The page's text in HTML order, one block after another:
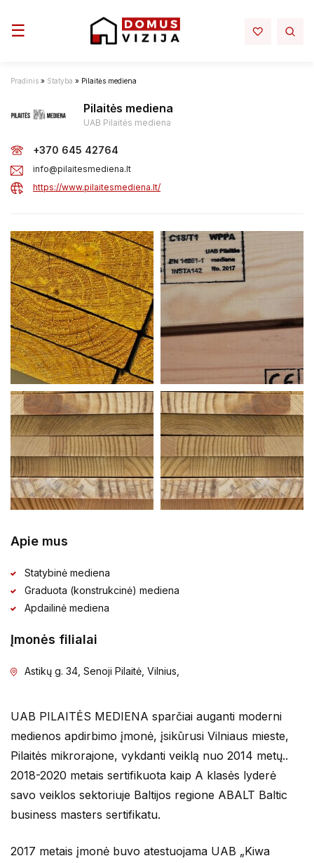
Toggle navigation
☰
Pradinis » Statyba » Pilaitės mediena
Pilaitės mediena
UAB Pilaitės mediena
+370 645 42764
info@pilaitesmediena.lt
https://www.pilaitesmediena.lt/
Apie mus
Statybinė mediena
Graduota (konstrukcinė) mediena
Apdailinė mediena
Įmonės filialai
Astikų g. 34, Senoji Pilaitė, Vilnius,
UAB PILAITĖS MEDIENA sparčiai auganti moderni
medienos apdirbimo įmonė, įsikūrusi Vilniaus mieste,
Pilaitės mikrorajone, vykdanti veiklą nuo 2014 metų..
2018-2020 metais sertifikuota kaip A klasės lyderė
savo veiklos sektoriuje Baltijos regione ABALT Baltic
business masters sertifikatu.
2017 metais įmonė buvo atestuojama UAB „Kiwa